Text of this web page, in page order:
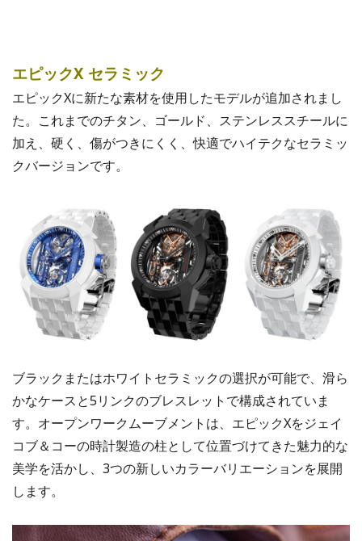
エピックX セラミック
エピックXに新たな素材を使用したモデルが追加されまし
た。これまでのチタン、ゴールド、ステンレススチールに
加え、硬く、傷がつきにくく、快適でハイテクなセラミッ
クバージョンです。
ブラックまたはホワイトセラミックの選択が可能で、滑ら
かなケースと5リンクのブレスレットで構成されていま
す。オープンワークムーブメントは、エピックXをジェイ
コブ＆コーの時計製造の柱として位置づけてきた魅力的な
美学を活かし、3つの新しいカラーバリエーションを展開
します。